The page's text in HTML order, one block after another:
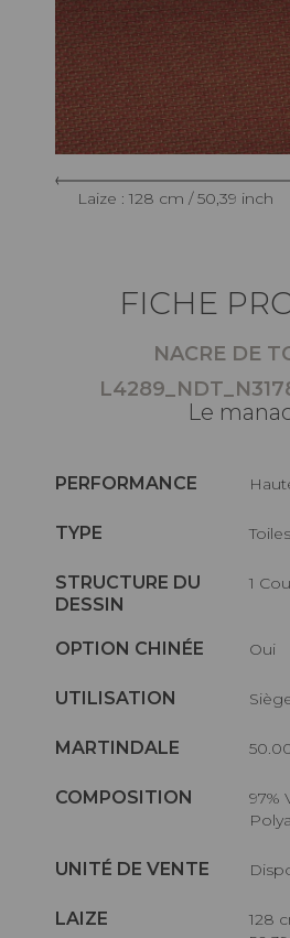
Laize : 128 cm / 50,39 inch
FICHE
NACRE DE
Le
PERFORMANCE
TYPE
STRUCTURE DU
DESSIN
1
OPTION CHINÉE Oui
UTILISATION
MARTINDALE
COMPOSITION
97% Viscose - 3%
UNITÉ DE VENTE
LAIZE
128 cm env. / approx